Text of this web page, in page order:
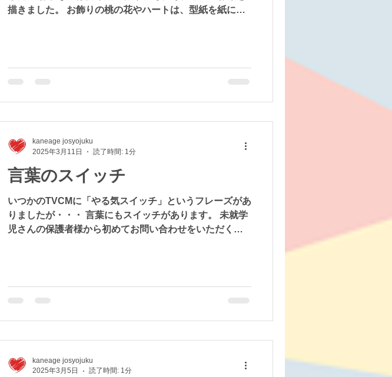
描きました。 お飾りの桃の花やハートは、型紙を紙に当
言葉のスイッチ
いつかのTVCMに「やる気スイッチ」というフレーズがあ
りましたが・・・ 言葉にもスイッチがあります。 未就学
児さんの保護者様から初めてお問い合わせをいただく時
kaneage josyojuku
2025年3月11日
読了時間: 1分
kaneage josyojuku
2025年3月5日
読了時間: 1分